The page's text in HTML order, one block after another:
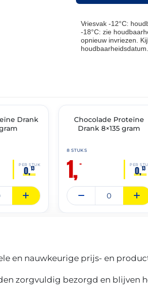
Vriesvak -12°C:
-18°C: zie
opnieuw invriezen.
houdbaarheidsdatum.
Drank
PER STUK
0,13
🔥 OP=OP
Chocolade Proteïne
Drank 8×135 gram
8 STUKS
1,– PER0,13
en nauwkeurige prijs- en
zorgvuldig bezorgd en blijven